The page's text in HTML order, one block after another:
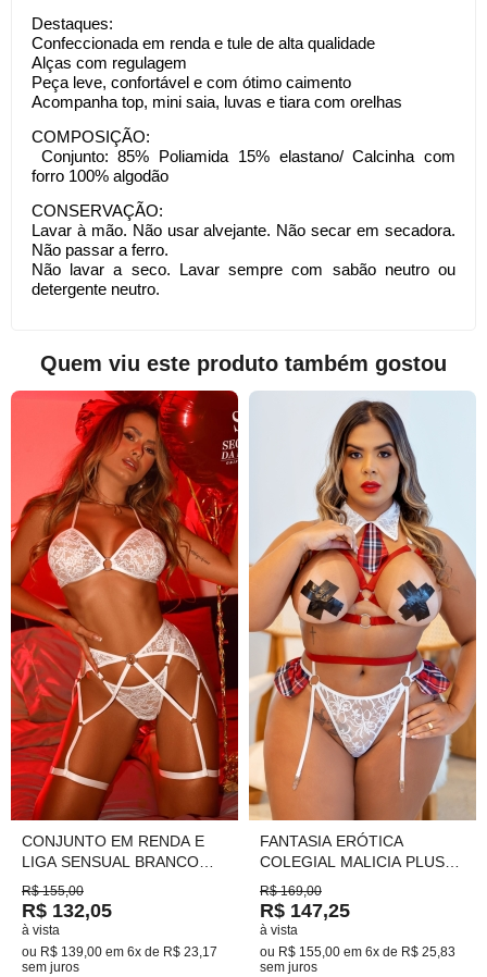
Destaques:
Confeccionada em renda e tule de alta qualidade
Alças com regulagem
Peça leve, confortável e com ótimo caimento
Acompanha top, mini saia, luvas e tiara com orelhas
COMPOSIÇÃO:
Conjunto: 85% Poliamida 15% elastano/ Calcinha com
forro 100% algodão
CONSERVAÇÃO:
Lavar à mão. Não usar alvejante. Não secar em secadora.
Não passar a ferro.
Não lavar a seco. Lavar sempre com sabão neutro ou
detergente neutro.
Quem viu este produto também gostou
CONJUNTO EM RENDA E
LIGA SENSUAL BRANCO
TAM.46(GG) PLUS SIZE
COD.823
R$ 155,00
R$ 132,05
à vista
ou R$ 139,00 em 6x de R$ 23,17
sem juros
FANTASIA ERÓTICA
COLEGIAL MALICIA PLUS
SIZE TAM.48 Ref.: 03066
R$ 169,00
R$ 147,25
à vista
ou R$ 155,00 em 6x de R$ 25,83
sem juros